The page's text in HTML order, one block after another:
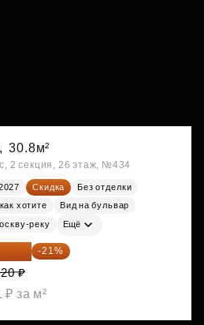
30.8м²
2 секция, 26 этаж, №434
Скидка
Без отделки
хотите
Вид на бульвар
реку Ещё
₽ -21%
₽
₽ за м²